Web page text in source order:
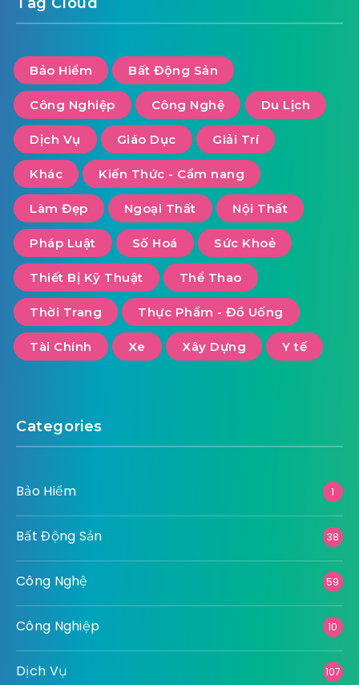
Bảo Hiểm Bất Động Sản
Công Nghiệp Công Nghệ Du Lịch
Dịch Vụ Giáo Dục Giải Trí
Khác Kiến Thức - Cẩm nang
Làm Đẹp Ngoại Thất Nội Thất
Pháp Luật Số Hoá Sức Khoẻ
Thiết Bị Kỹ Thuật Thể Thao
Thời Trang Thực Phẩm - Đồ Uống
Tài Chính Xe Xây Dựng Y tế
Categories
Bảo Hiểm 1
Bất Động Sản 38
Công Nghệ 59
Công Nghiệp 10
Dịch Vụ 107